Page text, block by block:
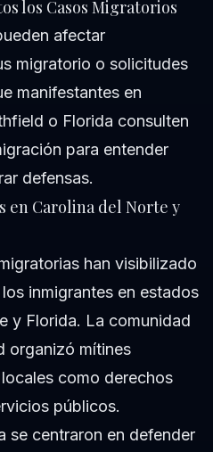
los Casos Migratorios
afectar
migratorio o solicitudes
manifestantes en
o Florida consulten
para entender
defensas.
en Carolina del Norte y
han visibilizado
inmigrantes en estados
y Florida. La comunidad
organizó mítines
como derechos
públicos.
se centraron en defender